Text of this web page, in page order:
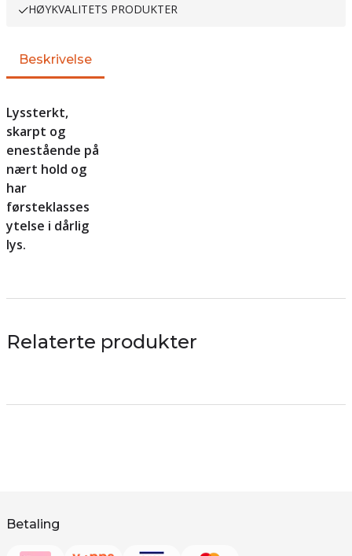
HØYKVALITETS PRODUKTER
Beskrivelse
Lyssterkt,
skarpt og
enestående på
nært hold og
har
førsteklasses
ytelse i dårlig
lys.
Relaterte produkter
Betaling